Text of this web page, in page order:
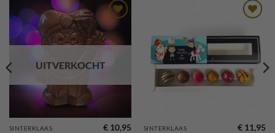
Toevoegen
aan
verlanglijst
UITVERKOCHT
SINTERKLAAS € 10,95
aan
verlanglijst
SINTERKLAAS € 11,95